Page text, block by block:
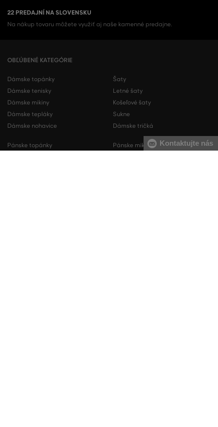
22 PREDAJNÍ NA SLOVENSKU
Na nákup tovaru môžete využiť aj naše kamenné predajne.
OBĽÚBENÉ KATEGÓRIE
Dámske topánky
Dámske tenisky
Dámske mikiny
Dámske tepláky
Dámske nohavice
Šaty
Letné šaty
Košeľové šaty
Sukne
Dámske tričká
Pánske topánky
Pánske mikiny
Kontaktujte nás